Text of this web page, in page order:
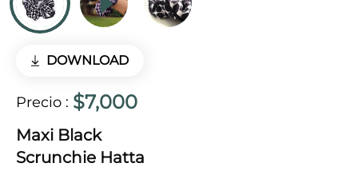
DOWNLOAD
Precio : $7,000
Maxi Black
Scrunchie Hatta